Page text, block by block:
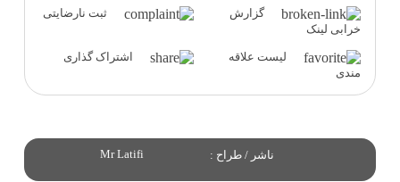
گزارش
خرابی لینک
ثبت نارضایتی
لیست علاقه
مندی
اشتراک گذاری
ناشر / طراح : Mr Latifi